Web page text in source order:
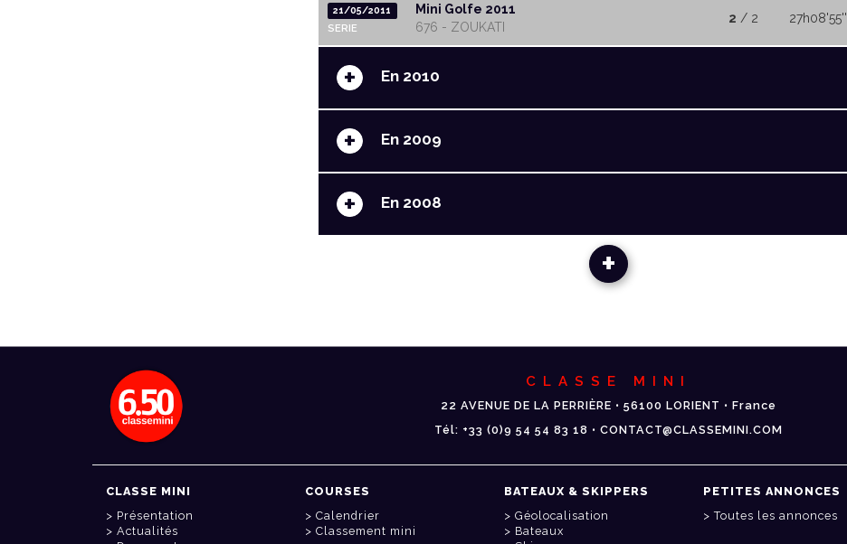
21/05/2011
SERIE
Mini Golfe 2011
676 - ZOUKATI
2 / 2 27h08'55''
+ En 2010
+ En 2009
+ En 2008
+
CLASSE MINI
22 AVENUE DE LA PERRIÈRE • 56100 LORIENT • France
Tél: +33 (0)9 54 54 83 18 • CONTACT@CLASSEMINI.COM
CLASSE MINI
Présentation
Actualités
COURSES
Calendrier
Classement mini
BATEAUX & SKIPPERS
Géolocalisation
Bateaux
PETITES ANNONCES
Toutes les annonces